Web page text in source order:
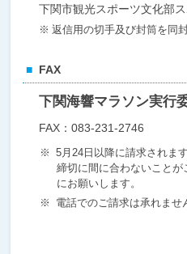
下関市観光スポーツ文化部
返信用の切手及び封筒を同
FAX
下関海響マラソン実行
FAX：083-231-2746
5月24日以降に請求されま
締切に間に合わないこと
にお願いします。
電話でのご請求は承れませ